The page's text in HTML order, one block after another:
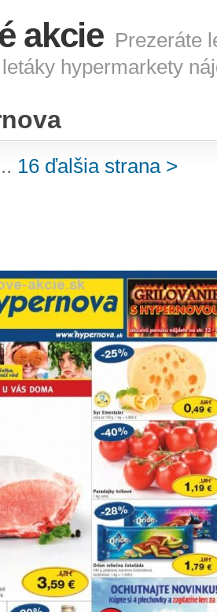
akcie Prezeráte
hypermarkety
16 ďalšia strana >